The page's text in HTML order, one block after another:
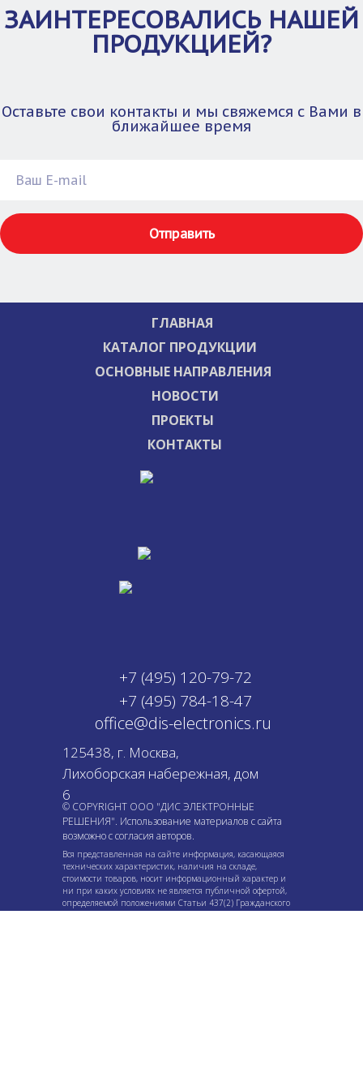
ЗАИНТЕРЕСОВАЛИСЬ НАШЕЙ
ПРОДУКЦИЕЙ?
Оставьте свои контакты и мы свяжемся с Вами в
ближайшее время
Отправить
ГЛАВНАЯ
КАТАЛОГ ПРОДУКЦИИ
125438, г. Москва,
Лихоборская набережная, дом
6
+7 (495) 120-79-72
+7 (495) 784-18-47
office@dis-electronics.ru
НОВОСТИ
ПРОЕКТЫ
КОНТАКТЫ
ОСНОВНЫЕ НАПРАВЛЕНИЯ
© COPYRIGHT ООО "ДИС ЭЛЕКТРОННЫЕ
РЕШЕНИЯ". Использование материалов с сайта
возможно с согласия авторов.
Вся представленная на сайте информация, касающаяся
технических характеристик, наличия на складе,
стоимости товаров, носит информационный характер и
ни при каких условиях не является публичной офертой,
определяемой положениями Статьи 437(2) Гражданского
кодекса РФ.